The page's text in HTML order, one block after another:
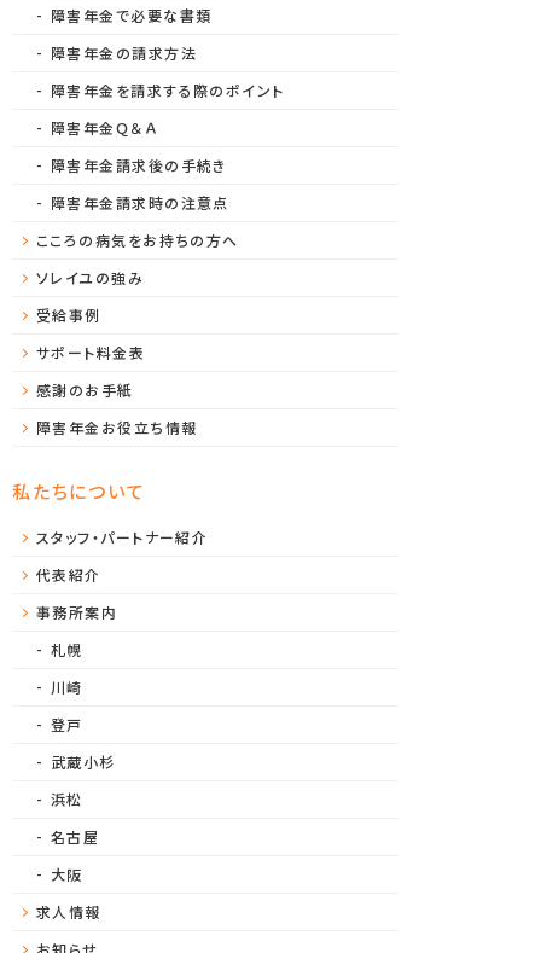
障害年金で必要な書類
障害年金の請求方法
障害年金を請求する際のポイント
障害年金Ｑ＆Ａ
障害年金請求後の手続き
障害年金請求時の注意点
こころの病気をお持ちの方へ
ソレイユの強み
受給事例
サポート料金表
感謝のお手紙
障害年金お役立ち情報
私たちについて
スタッフ・パートナー紹介
代表紹介
事務所案内
札幌
川崎
登戸
武蔵小杉
浜松
名古屋
大阪
求人情報